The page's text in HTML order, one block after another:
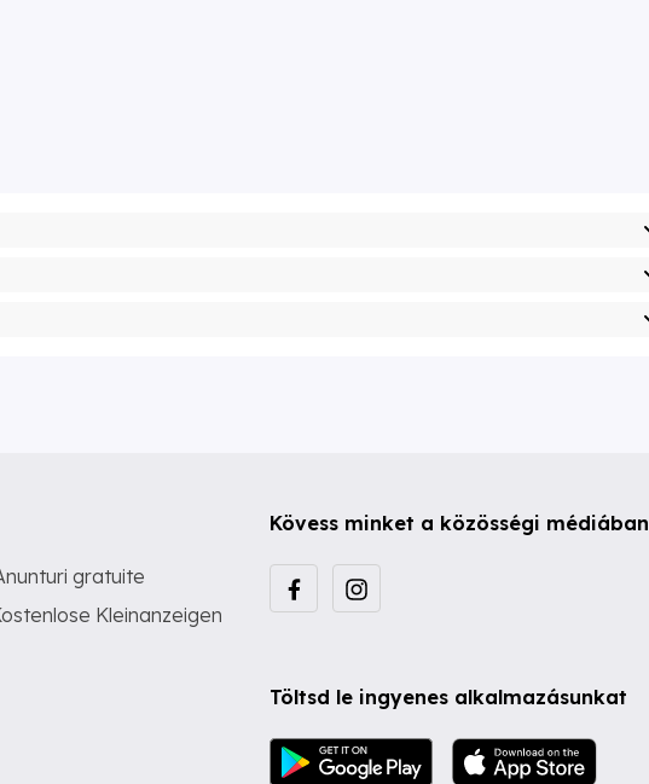
gratuite
Kleinanzeigen
Kövess minket a közösségi médiában
Töltsd le ingyenes alkalmazásunkat